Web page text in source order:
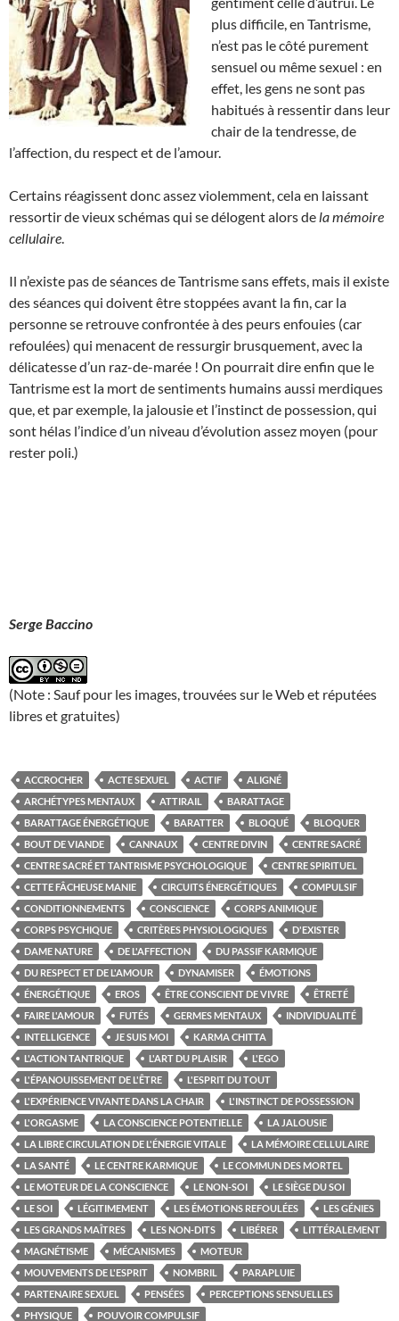
plus difficile, en Tantrisme,
n’est pas le côté purement
sensuel ou même sexuel : en
effet, les gens ne sont pas
habitués à ressentir dans leur
chair de la tendresse, de
l’affection, du respect et de l’amour.
Certains réagissent donc assez violemment, cela en laissant
ressortir de vieux schémas qui se délogent alors de la mémoire
cellulaire
Il n’existe pas de séances de Tantrisme sans effets, mais il existe
des séances qui doivent être stoppées avant la fin, car la
personne se retrouve confrontée à des peurs enfouies (car
refoulées) qui menacent de ressurgir brusquement, avec la
délicatesse d’un raz-de-marée ! On pourrait dire enfin que le
Tantrisme est la mort de sentiments humains aussi merdiques
que, et par exemple, la jalousie et l’instinct de possession, qui
sont hélas l’indice d’un niveau d’évolution assez moyen (pour
rester poli.)
Serge Baccino
(Note : Sauf pour les images, trouvées sur le Web et réputées
libres et gratuites)
ACCROCHER ACTE SEXUEL ACTIF
ALIGNÉ
ARCHÉTYPES MENTAUX
ATTIRAIL
BARATTAGE
BARATTAGE ÉNERGÉTIQUE
BARATTER BLOQUÉ
BLOQUER
BOUT DE VIANDE
CANNAUX CENTRE DIVIN
CENTRE SACRÉ
CENTRE SACRÉ ET TANTRISME PSYCHOLOGIQUE
CENTRE SPIRITUEL
CETTE FÂCHEUSE MANIE
CIRCUITS ÉNERGÉTIQUES
COMPULSIF
CONDITIONNEMENTS
CONSCIENCE
CORPS ANIMIQUE
CORPS PSYCHIQUE
CRITÈRES PHYSIOLOGIQUES
D'EXISTER
DAME NATURE
DE L'AFFECTION
DU PASSIF KARMIQUE
DU RESPECT ET DE L'AMOUR
DYNAMISER
ÉMOTIONS
ÉNERGÉTIQUE
EROS ÊTRE CONSCIENT DE VIVRE
ÊTRETÉ
FAIRE L'AMOUR
FUTÉS GERMES MENTAUX
INDIVIDUALITÉ
INTELLIGENCE
JE SUIS MOI
KARMA CHITTA
L'ACTION TANTRIQUE
L'ART DU PLAISIR
L'EGO
L'ÉPANOUISSEMENT DE L'ÊTRE
L'ESPRIT DU TOUT
L'EXPÉRIENCE VIVANTE DANS LA CHAIR
L'INSTINCT DE POSSESSION
L'ORGASME
LA CONSCIENCE POTENTIELLE
LA JALOUSIE
LA LIBRE CIRCULATION DE L'ÉNERGIE VITALE
LA MÉMOIRE CELLULAIRE
LA SANTÉ
LE CENTRE KARMIQUE
LE COMMUN DES MORTEL
LE MOTEUR DE LA CONSCIENCE
LE NON-SOI
LE SIÈGE DU SOI
LE SOI
LÉGITIMEMENT LES ÉMOTIONS REFOULÉES
LES GÉNIES
LES GRANDS MAÎTRES
LES NON-DITS LIBÉRER
LITTÉRALEMENT
MAGNÉTISME
MÉCANISMES
MOTEUR
MOUVEMENTS DE L'ESPRIT
NOMBRIL
PARAPLUIE
PARTENAIRE SEXUEL
PENSÉES
PERCEPTIONS SENSUELLES
PHYSIQUE
POUVOIR COMPULSIF